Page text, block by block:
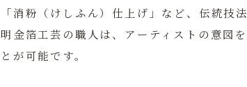
「消粉（けしふん）仕上げ」など、伝統技
明金箔工芸の職人は、アーティストの意図
とが可能です。